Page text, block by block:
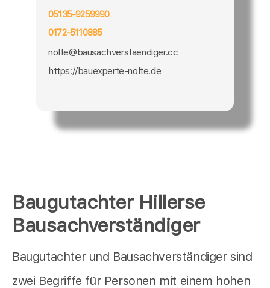
Baugutachter Hillerse
Bausachverständiger
Baugutachter und Bausachverständiger sind
zwei Begriffe für Personen mit einem hohen
05135-9259990
0172-5110885
nolte@bausachverstaendiger.cc
https://bauexperte-nolte.de